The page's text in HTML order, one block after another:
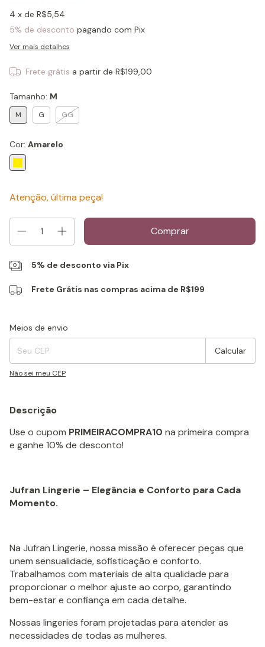
4 x de R$5,54
5% de desconto pagando com Pix
Ver mais detalhes
Frete grátis a partir de R$199,00
Tamanho: M
M G GG
Cor: Amarelo
Atenção, última peça!
5% de desconto via Pix
Frete Grátis nas compras acima de R$199
Entregas para o CEP:
Meios de envio
Calcular
Não sei meu CEP
Descrição
Use o cupom PRIMEIRACOMPRA10 na primeira compra
e ganhe 10% de desconto!
Jufran Lingerie – Elegância e Conforto para Cada
Momento.
Na Jufran Lingerie, nossa missão é oferecer peças que
unem sensualidade, sofisticação e conforto.
Trabalhamos com materiais de alta qualidade para
proporcionar o melhor ajuste ao corpo, garantindo
bem-estar e confiança em cada detalhe.
Nossas lingeries foram projetadas para atender as
necessidades de todas as mulheres.